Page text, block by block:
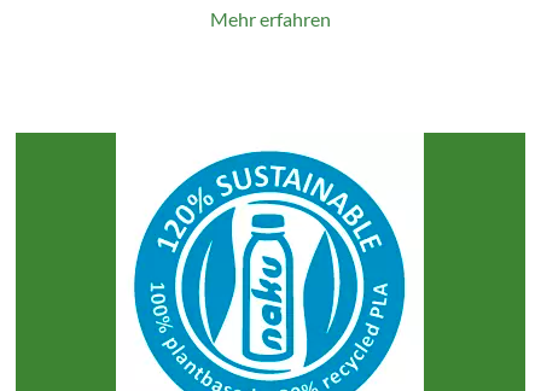
Mehr erfahren